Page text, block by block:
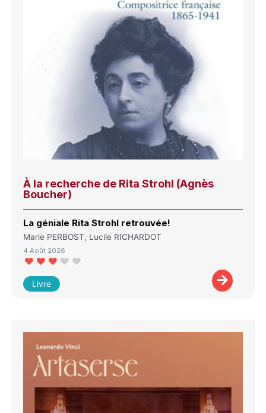
À la recherche de Rita Strohl (Agnès
Boucher)
La géniale Rita Strohl retrouvée!
Marie PERBOST, Lucile RICHARDOT
4 Août 2026
Livre